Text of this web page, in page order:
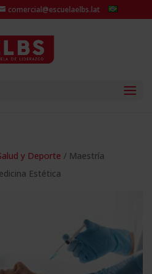
comercial@escuelaelbs.lat
y Deporte / Maestría
Estética